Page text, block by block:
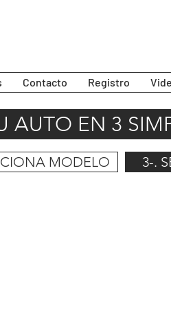
Contacto Registro
AUTO EN 3
MODELO 3-.